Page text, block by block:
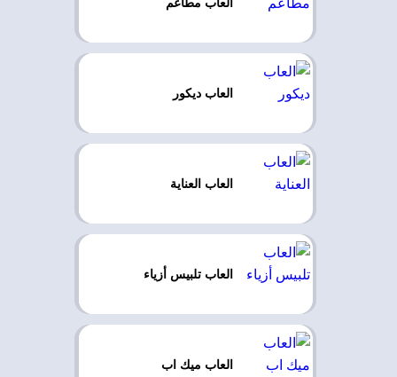
العاب ديكور
العاب العناية
العاب تلبيس أزياء
العاب ميك اب